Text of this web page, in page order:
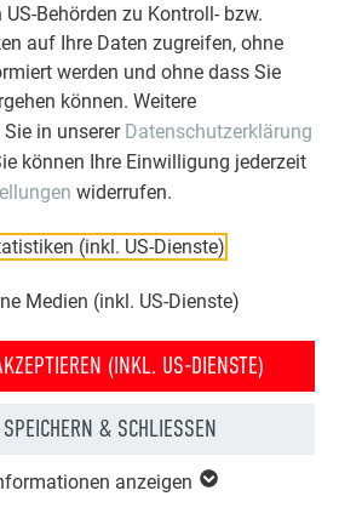
Behörden zu Kontroll- bzw.
auf Ihre Daten zugreifen, ohne
werden und ohne dass Sie
können. Weitere
in unserer Datenschutzerklärung
können Ihre Einwilligung jederzeit
widerrufen.
(inkl. US-Dienste)
Medien (inkl. US-Dienste)
(INKL. US-DIENSTE)
& SCHLIESSEN
anzeigen